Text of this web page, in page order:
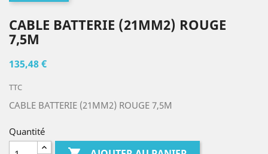
CABLE BATTERIE (21MM2) ROUGE
7,5M
135,48 €
TTC
CABLE BATTERIE (21MM2) ROUGE 7,5M
Quantité